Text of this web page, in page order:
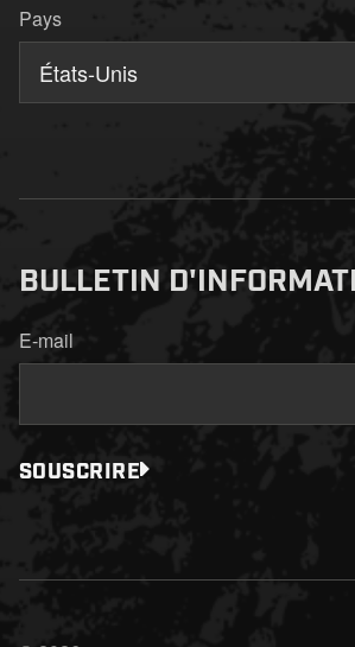
Pays
États-Unis
BULLETIN
E-mail
SOUSCRIRE